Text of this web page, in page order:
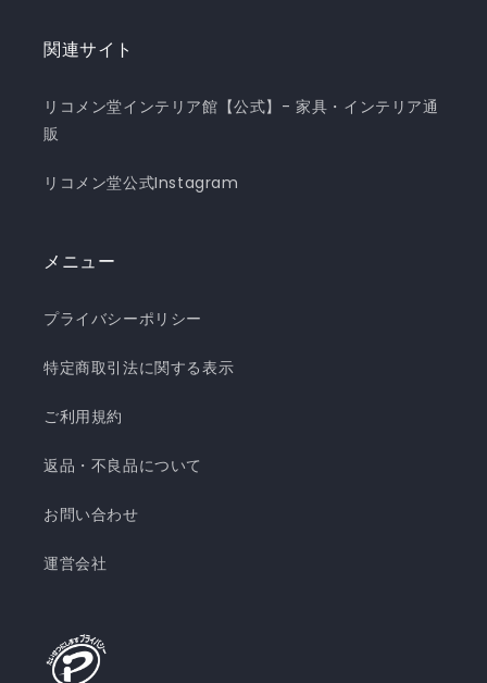
関連サイト
リコメン堂インテリア館【公式】- 家具・インテリア通
販
リコメン堂公式Instagram
メニュー
プライバシーポリシー
特定商取引法に関する表示
ご利用規約
返品・不良品について
お問い合わせ
運営会社